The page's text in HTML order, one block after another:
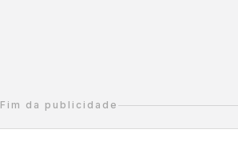
Fim da publicidade